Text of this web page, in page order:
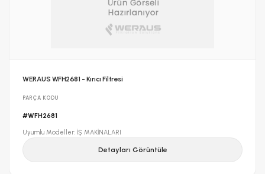
WERAUS WFH2681 - Kırıcı Filtresi
PARÇA KODU
#WFH2681
Uyumlu Modeller: İŞ MAKİNALARI
Detayları Görüntüle